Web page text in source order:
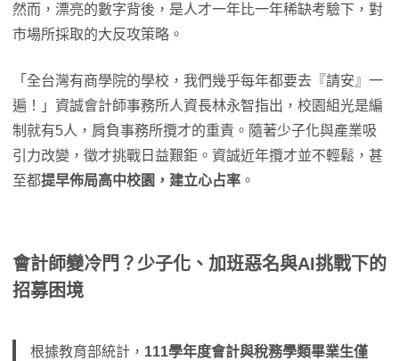
然而，漂亮的數字背後，是人才一年比一年稀缺考驗下，對
市場所採取的大反攻策略。
「全台灣有商學院的學校，我們幾乎每年都要去『請安』一
遍！」資誠會計師事務所人資長林永智指出，校園組光是編
制就有5人，肩負事務所攬才的重責。隨著少子化與產業吸
引力改變，徵才挑戰日益艱鉅。資誠近年攬才並不輕鬆，甚
至都提早佈局高中校園，建立心占率 。
會計師變冷門？少子化、加班惡名與AI挑戰下的
招募困境
根據教育部統計， 111學年度會計與稅務學類畢業生僅